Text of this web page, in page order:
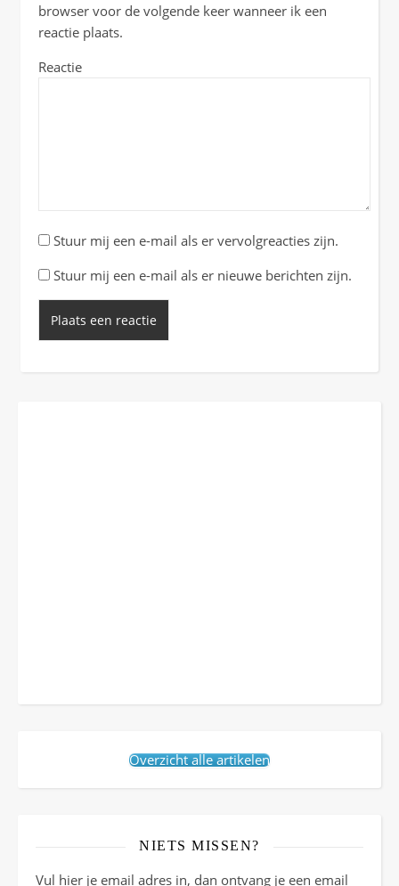
browser voor de volgende keer wanneer ik een
reactie plaats.
Reactie
Stuur mij een e-mail als er vervolgreacties zijn.
Stuur mij een e-mail als er nieuwe berichten zijn.
Overzicht alle artikelen
NIETS MISSEN?
Vul hier je email adres in, dan ontvang je een email